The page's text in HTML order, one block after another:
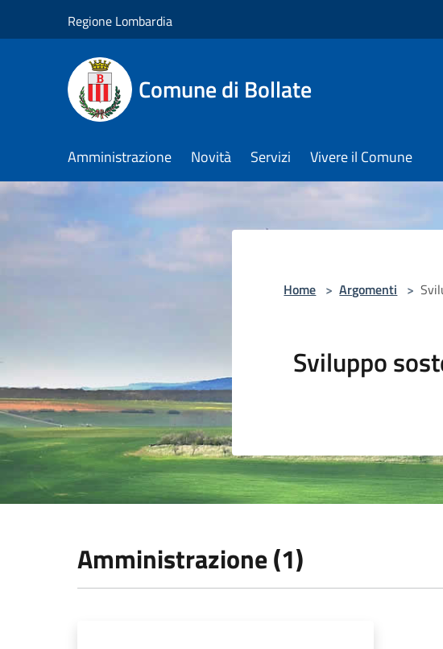
Regione Lombardia
Comune di Bollate
Amministrazione Novità Servizi Vivere il Comune
Home > Argomenti >
Sviluppo
Amministrazione (1)